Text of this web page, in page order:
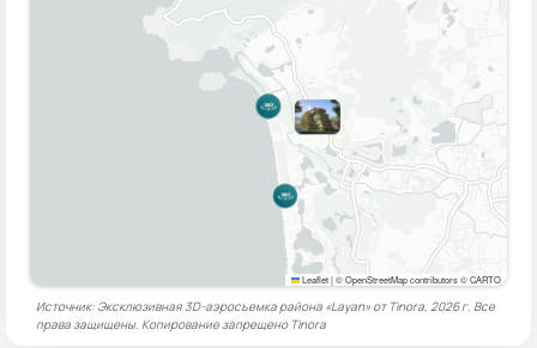
Leaflet|© OpenStreetMap contributors © CARTO
Источник: Эксклюзивная 3D-аэросъемка района «Layan» от Tinora, 2026 г. Все
права защищены. Копирование запрещено Tinora